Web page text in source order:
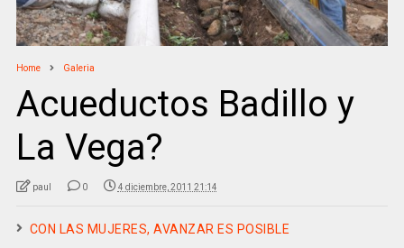
Home Galeria
Acueductos Badillo y
La Vega?
paul 0 4 diciembre, 2011 21:14
CON LAS MUJERES, AVANZAR ES POSIBLE